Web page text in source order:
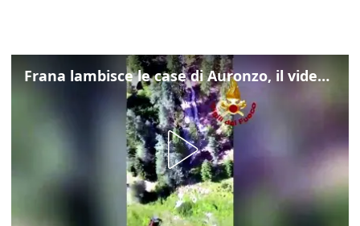
Frana lambisce le case di Auronzo, il video dall'elicottero dei vigili del fuoco